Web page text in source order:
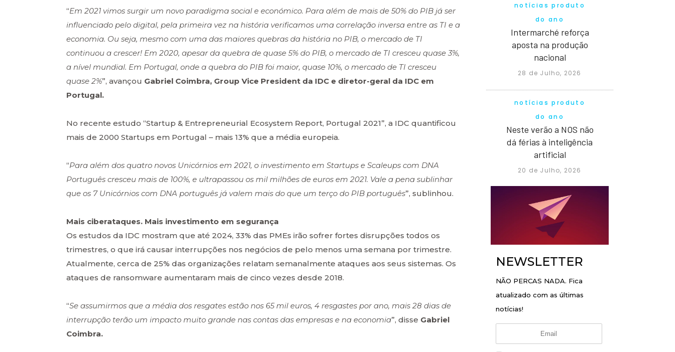
“Em 2021 vimos surgir um novo paradigma social e económico. Para além de mais de 50% do PIB já ser
influenciado pelo digital, pela primeira vez na história verificamos uma correlação inversa entre as TI e a
economia. Ou seja, mesmo com uma das maiores quebras da história no PIB, o mercado de TI
continuou a crescer! Em 2020, apesar da quebra de quase 5% do PIB, o mercado de TI cresceu quase 3%,
a nível mundial. Em Portugal, onde a quebra do PIB foi maior, quase 10%, o mercado de TI cresceu
quase 2%”, avançou Gabriel Coimbra, Group Vice President da IDC e diretor-geral da IDC em
Portugal.
No recente estudo “Startup & Entrepreneurial Ecosystem Report, Portugal 2021”, a IDC quantificou
mais de 2000 Startups em Portugal – mais 13% que a média europeia.
“Para além dos quatro novos Unicórnios em 2021, o investimento em Startups e Scaleups com DNA
Português cresceu mais de 100%, e ultrapassou os mil milhões de euros em 2021. Vale a pena sublinhar
que os 7 Unicórnios com DNA português já valem mais do que um terço do PIB português”, sublinhou.
Mais ciberataques. Mais investimento em segurança
Os estudos da IDC mostram que até 2024, 33% das PMEs irão sofrer fortes disrupções todos os
trimestres, o que irá causar interrupções nos negócios de pelo menos uma semana por trimestre.
Atualmente, cerca de 25% das organizações relatam semanalmente ataques aos seus sistemas. Os
ataques de ransomware aumentaram mais de cinco vezes desde 2018.
“Se assumirmos que a média dos resgates estão nos 65 mil euros, 4 resgastes por ano, mais 28 dias de
interrupção terão um impacto muito grande nas contas das empresas e na economia”, disse Gabriel
Coimbra.
notícias produto
do ano
Intermarché reforça
aposta na produção
nacional
28 de Julho, 2026
notícias produto
do ano
Neste verão a NOS não
dá férias à inteligência
artificial
20 de Julho, 2026
NEWSLETTER
NÃO PERCAS NADA. Fica
atualizado com as últimas
notícias!